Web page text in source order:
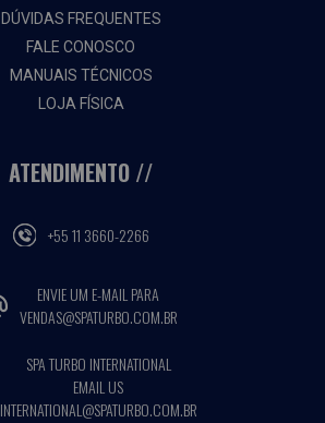
DÚVIDAS FREQUENTES
FALE CONOSCO
MANUAIS TÉCNICOS
LOJA FÍSICA
ATENDIMENTO
+55 11 3660-2266
ENVIE UM E-MAIL PARA
VENDAS@SPATURBO.COM.BR
SPA TURBO INTERNATIONAL
EMAIL US
INTERNATIONAL@SPATURBO.COM.BR